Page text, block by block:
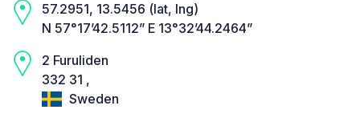
57.2951, 13.5456 (lat, lng)
N 57°17’42.5112” E 13°32’44.2464”
2 Furuliden
332 31 ,
Sweden